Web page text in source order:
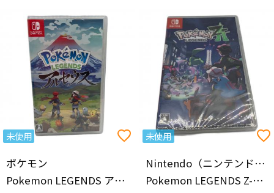
未使用
ポケモン
Pokemon LEGENDS アルセウス/Switch/HACPAW7KA/A 全年齢対象 Nintendo Switch用ソフト CERO A (全年齢対象)
未使用
Nintendo（ニンテンドー）
Pokemon LEGENDS Z-A/Switch/HACPALZLA/A 全年齢対象 Nintendo Switch用ソフト CERO A (全年齢対象)